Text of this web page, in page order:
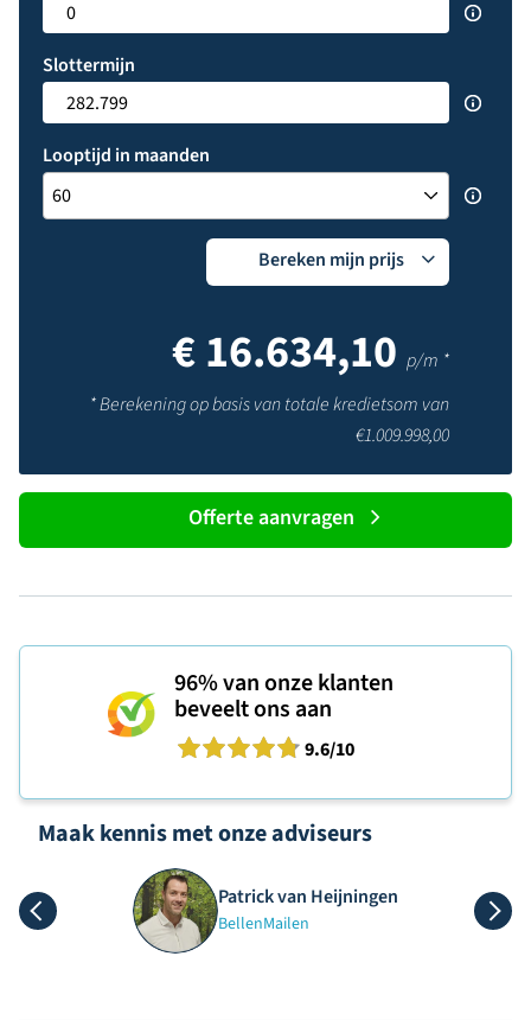
Slottermijn
Looptijd in maanden
Bereken mijn prijs
€16.634,10 p/m *
* Berekening op basis van totale kredietsom van
€1.009.998,00
Offerte aanvragen
96%van onze klanten
beveelt ons aan
9.6/10
Maak kennis met onze adviseurs
Patrick van Heijningen
BellenMailen